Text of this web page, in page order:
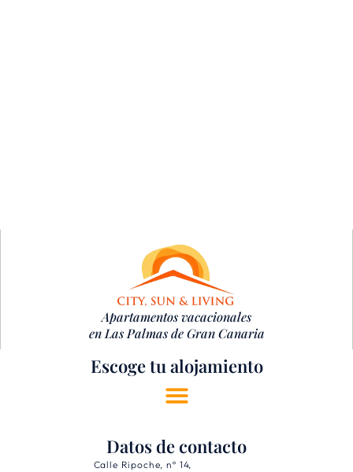
Apartamentos vacacionales
en Las Palmas de Gran Canaria
Escoge tu alojamiento
Datos de contacto
Calle Ripoche, nº 14,